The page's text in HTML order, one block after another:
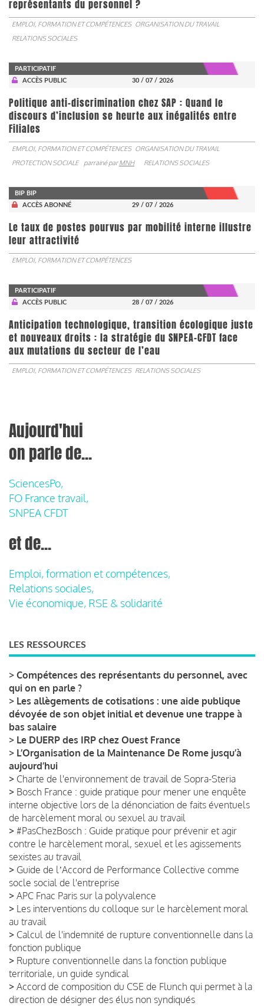
représentants du personnel ?
EMPLOI, FORMATION ET COMPÉTENCES ORGANISATION DU TRAVAIL
RELATIONS SOCIALES
PARTICIPATIF
ACCÈS PUBLIC
30 / 07 / 2026
Politique anti-discrimination chez SAP : Quand le
discours d’inclusion se heurte aux inégalités entre
Filiales
EMPLOI, FORMATION ET COMPÉTENCES ORGANISATION DU TRAVAIL
PROTECTION SOCIALE
parrainé parMNH RELATIONS SOCIALES
BIP BIP
ACCÈS ABONNÉ
29 / 07 / 2026
Le taux de postes pourvus par mobilité interne illustre
leur attractivité
EMPLOI, FORMATION ET COMPÉTENCES
PARTICIPATIF
ACCÈS PUBLIC
28 / 07 / 2026
Anticipation technologique, transition écologique juste
et nouveaux droits : la stratégie du SNPEA-CFDT face
aux mutations du secteur de l’eau
EMPLOI, FORMATION ET COMPÉTENCES RELATIONS SOCIALES
Aujourd'hui
on parle de...
SciencesPo,
FO France travail,
SNPEA CFDT
et de...
Emploi, formation et compétences,
Relations sociales,
Vie économique, RSE & solidarité
LES RESSOURCES
> Compétences des représentants du personnel, avec
qui on en parle ?
> Les allègements de cotisations : une aide publique
dévoyée de son objet initial et devenue une trappe à
bas salaire
> Le DUERP des IRP chez Ouest France
> L’Organisation de la Maintenance De Rome jusqu’à
aujourd’hui
> Charte de l'environnement de travail de Sopra-Steria
> Bosch France : guide pratique pour mener une enquête
interne objective lors de la dénonciation de faits éventuels
de harcèlement moral ou sexuel au travail
> #PasChezBosch : Guide pratique pour prévenir et agir
contre le harcèlement moral, sexuel et les agissements
sexistes au travail
> Guide de lʼAccord de Performance Collective comme
socle social de l'entreprise
> APC Fnac Paris sur la polyvalence
> Les interventions du colloque sur le harcèlement moral
au travail
> Calcul de l'indemnité de rupture conventionnelle dans la
fonction publique
> Rupture conventionnelle dans la fonction publique
territoriale, un guide syndical
> Accord de composition du CSE de Flunch qui permet à la
direction de désigner des élus non syndiqués